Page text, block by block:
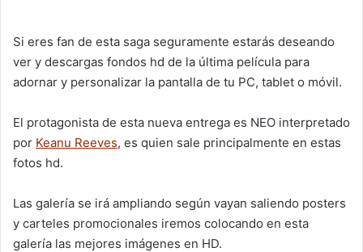
Si eres fan de esta saga seguramente estarás deseando
ver y descargas fondos hd de la última película para
adornar y personalizar la pantalla de tu PC, tablet o móvil.
El protagonista de esta nueva entrega es NEO interpretado
por Keanu Reeves, es quien sale principalmente en estas
fotos hd.
Las galería se irá ampliando según vayan saliendo posters
y carteles promocionales iremos colocando en esta
galería las mejores imágenes en HD.